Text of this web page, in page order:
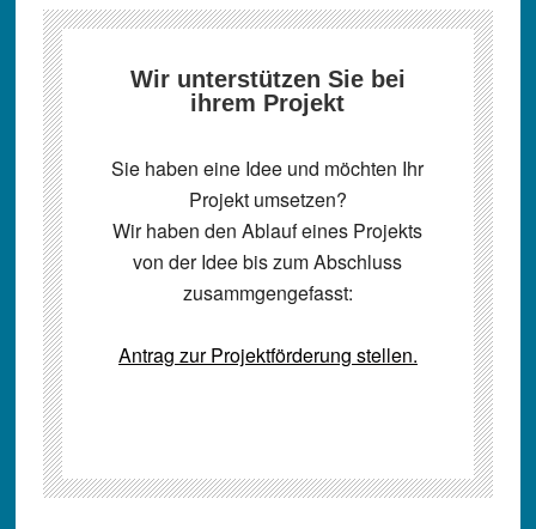
Wir unterstützen Sie bei
ihrem Projekt
Sie haben eine Idee und möchten Ihr
Projekt umsetzen?
Wir haben den Ablauf eines Projekts
von der Idee bis zum Abschluss
zusammgengefasst:
Antrag zur Projektförderung stellen.